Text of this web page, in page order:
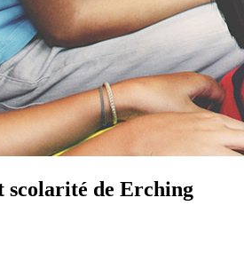
scolarité de Erching